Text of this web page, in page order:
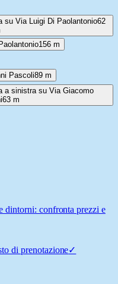
su Via Luigi Di Paolantonio62
156 m
Pascoli89 m
a sinistra su Via Giacomo
63 m
dintorni: confronta prezzi e
di prenotazione✓